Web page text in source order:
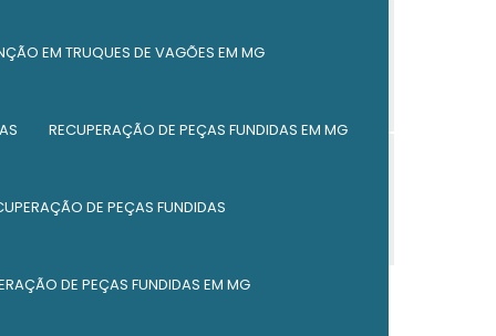
EM TRUQUES DE VAGÕES EM MG
RECUPERAÇÃO DE PEÇAS FUNDIDAS EM MG
DE PEÇAS FUNDIDAS
DE PEÇAS FUNDIDAS EM MG
Fabricante de componentes ferroviários
em mg